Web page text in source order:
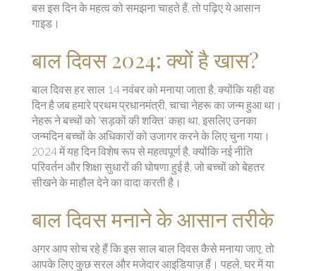
बस इस दिन के महत्व को समझना चाहते हैं, तो पढ़िए ये आसान
गाइड।
बाल दिवस 2024: क्यों है खास?
बाल दिवस हर साल 14 नवंबर को मनाया जाता है, क्योंकि यही वह
दिन है जब हमारे प्रथम प्रधानमंत्री, चाचा नेहरू का जन्म हुआ था।
नेहरू ने बच्‍चों को ‘सड़कों की शक्ति’ कहा था, इसलिए उनका
जन्मदिन बच्चों के अधिकारों को उजागर करने के लिए चुना गया।
2024 में यह दिन विशेष रूप से महत्वपूर्ण है, क्योंकि नई नीति
परिवर्तन और शिक्षा सुधारों की घोषणा हुई है, जो बच्चों को बेहतर
सीखने के माहौल देने का वादा करती है।
बाल दिवस मनाने के आसान तरीके
अगर आप सोच रहे हैं कि इस साल बाल दिवस कैसे मनाया जाए, तो
आपके लिए कुछ सरल और मजेदार आइडियाज़ हैं। पहले, घर में या